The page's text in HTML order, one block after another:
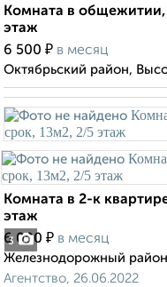
Комната в общежитии,
этаж
6 500 ₽ в месяц
Октябрьский район,
3
Комната в 2-к
этаж
6 000 ₽ в месяц
Железнодорожный
Агентство, 26.06.2022